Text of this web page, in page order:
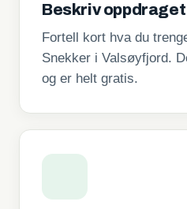
Beskriv oppdraget
Fortell kort hva du
Snekker i Valsøyfjord.
og er helt gratis.